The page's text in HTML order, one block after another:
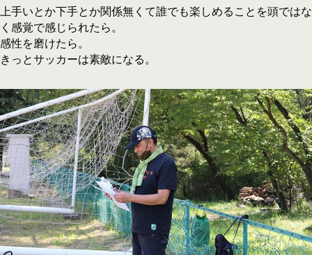
上手いとか下手とか関係無くて誰でも楽しめることを頭ではな
く感覚で感じられたら。
感性を磨けたら。
きっとサッカーは素敵になる。